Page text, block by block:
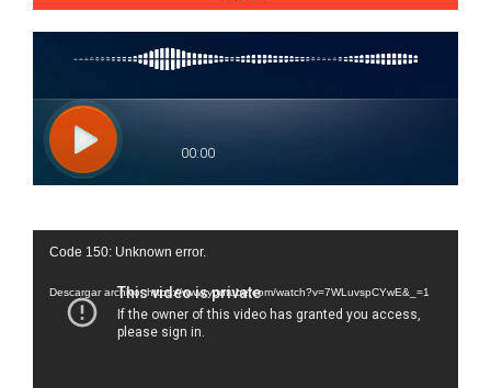
Reproductor
vídeo
Code 150: Unknown error.
Descargar archivo: https://www.youtube.com/watch?v=7WLuvspCYwE&_=1